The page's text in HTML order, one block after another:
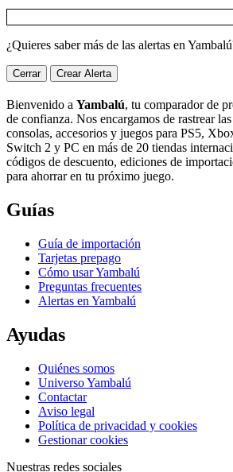
¿Quieres saber más de las alertas en
Cerrar Crear Alerta
Bienvenido a Yambalú, tu comparador de
de confianza. Nos encargamos de rastrear
consolas, accesorios y juegos para PS5,
Switch 2 y PC en más de 20 tiendas
códigos de descuento, ediciones de
para ahorrar en tu próximo juego.
Guías
Guía de importación
Tarjetas prepago
Cómo usar Yambalú
Preguntas frecuentes
Alertas en Yambalú
Ayudas
Quiénes somos
Universo Yambalú
Contactar
Aviso legal
Política de privacidad y cookies
Gestionar cookies
Nuestras redes sociales